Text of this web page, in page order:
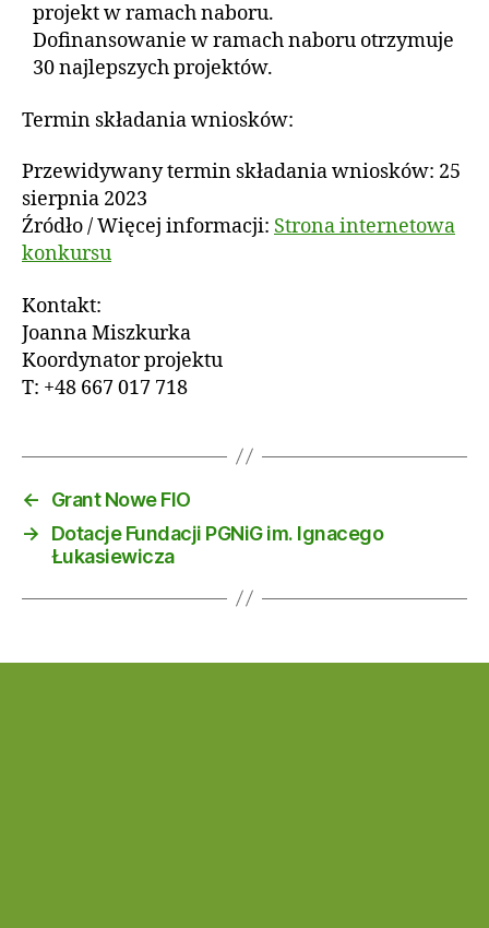
projekt w ramach naboru.
Dofinansowanie w ramach naboru otrzymuje
30 najlepszych projektów.
Termin składania wniosków:
Przewidywany termin składania wniosków: 25
sierpnia 2023
Źródło / Więcej informacji: Strona internetowa
konkursu
Kontakt:
Joanna Miszkurka
Koordynator projektu
T: +48 667 017 718
←
Grant Nowe FIO
→
Dotacje Fundacji PGNiG im. Ignacego
Łukasiewicza